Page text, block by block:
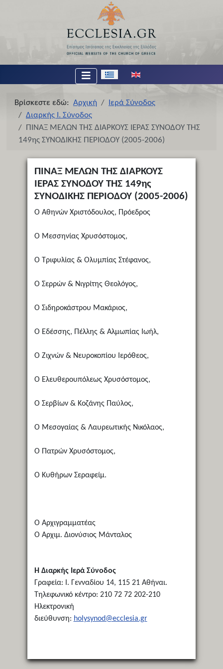
Επιλέξτε τη γλώσσα σας
Βρίσκεστε εδώ: Αρχική
Ιερά Σύνοδος
Διαρκής Ι. Σύνοδος
ΠΙΝΑΞ ΜΕΛΩΝ ΤΗΣ ΔΙΑΡΚΟΥΣ ΙΕΡΑΣ ΣΥΝΟΔΟΥ ΤΗΣ
149ης ΣΥΝΟΔΙΚΗΣ ΠΕΡΙΟΔΟΥ (2005-2006)
ΠΙΝΑΞ ΜΕΛΩΝ ΤΗΣ ΔΙΑΡΚΟΥΣ
ΙΕΡΑΣ ΣΥΝΟΔΟΥ ΤΗΣ 149ης
ΣΥΝΟΔΙΚΗΣ ΠΕΡΙΟΔΟΥ (2005-2006)
Ο Αθηνών Χριστόδουλος, Πρόεδρος
Ο Μεσσηνίας Χρυσόστομος,
Ο Τριφυλίας & Ολυμπίας Στέφανος,
Ο Σερρών & Νιγρίτης Θεολόγος,
Ο Σιδηροκάστρου Μακάριος,
Ο Εδέσσης, Πέλλης & Αλμωπίας Ιωήλ,
Ο Ζιχνών & Νευροκοπίου Ιερόθεος,
Ο Ελευθερουπόλεως Χρυσόστομος,
Ο Σερβίων & Κοζάνης Παύλος,
Ο Μεσογαίας & Λαυρεωτικής Νικόλαος,
Ο Πατρών Χρυσόστομος,
Ο Κυθήρων Σεραφείμ.
Ο Αρχιγραμματέας
Ο Αρχιμ. Διονύσιος Μάνταλος
Η Διαρκής Ιερά Σύνοδος
Γραφεία: Ι. Γενναδίου 14, 115 21 Αθήναι.
Τηλεφωνικό κέντρο: 210 72 72 202-210
Ηλεκτρονική
διεύθυνση: holysynod@ecclesia.gr